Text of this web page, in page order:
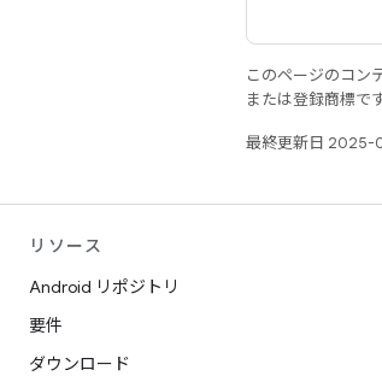
このページのコン
または登録商標です
最終更新日 2025-
リソース
Android リポジトリ
要件
ダウンロード